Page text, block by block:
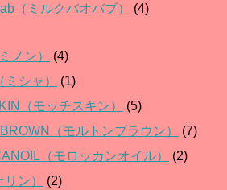
（ミルクバオバブ）
(4)
ノン）
(4)
シャ）
(1)
（モッチスキン）
(5)
（モルトンブラウン）
(7)
（モロッカンオイル）
(2)
ン）
(2)